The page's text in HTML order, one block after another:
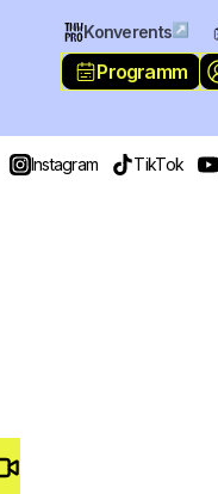
Konverents ↗
Programm
Instagram TikTok
Video #